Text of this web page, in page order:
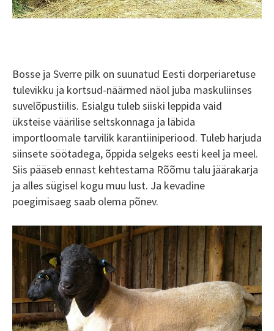
Bosse ja Sverre pilk on suunatud Eesti dorperiaretuse
tulevikku ja kortsud-näärmed näol juba maskuliinses
suvelõpustiilis. Esialgu tuleb siiski leppida vaid
üksteise väärilise seltskonnaga ja läbida
importloomale tarvilik karantiiniperiood. Tuleb harjuda
siinsete söötadega, õppida selgeks eesti keel ja meel.
Siis pääseb ennast kehtestama Rõõmu talu jäärakarja
ja alles sügisel kogu muu lust. Ja kevadine
poegimisaeg saab olema põnev.